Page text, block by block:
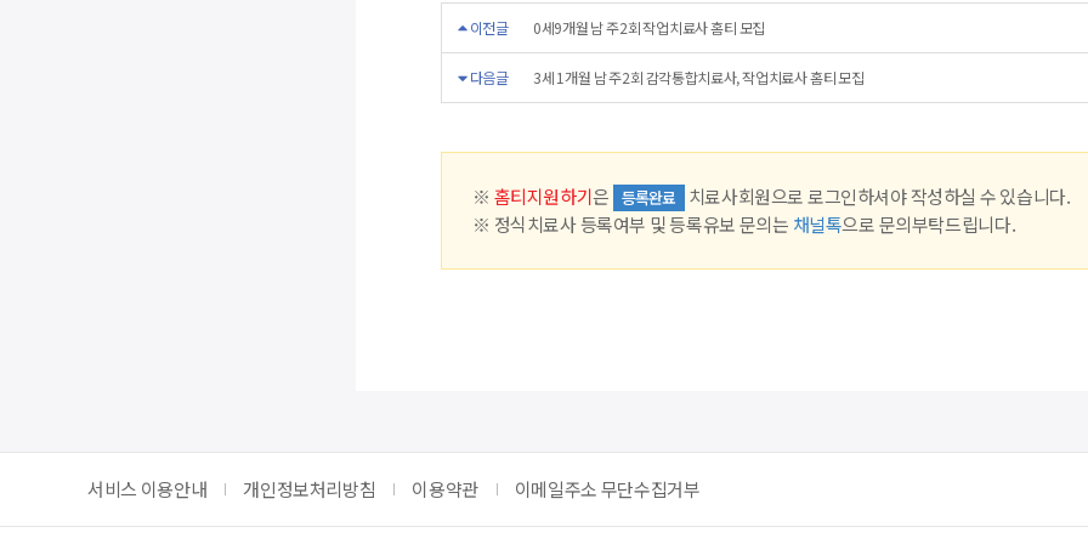
이전글 0세9개월 남 주2회 작업치료사 홈티 모집
다음글 3세 1개월 남 주2회 감각통합치료사, 작업치료사 홈티 모집
※ 홈티지원하기은 등록완료
치료사회원으로 로그인하셔야 작성하실 수 있습니다.
※ 정식치료사 등록여부 및 등록유보 문의는 채널톡으로 문의부탁드립니다.
서비스 이용안내 개인정보처리방침 이용약관 이메일주소 무단수집거부